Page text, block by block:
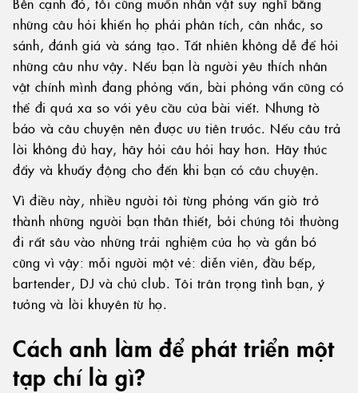
những câu hỏi khiến họ phải phân tích, cân nhắc, so
sánh, đánh giá và sáng tạo. Tất nhiên không dễ để hỏi
những câu như vậy. Nếu bạn là người yêu thích nhân
vật chính mình đang phỏng vấn, bài phỏng vấn cũng có
thể đi quá xa so với yêu cầu của bài viết. Nhưng tờ
báo và câu chuyện nên được ưu tiên trước. Nếu câu trả
lời không đủ hay, hãy hỏi câu hỏi hay hơn. Hãy thúc
đẩy và khuấy động cho đến khi bạn có câu chuyện.
Vì điều này, nhiều người tôi từng phỏng vấn giờ trở
thành những người bạn thân thiết, bởi chúng tôi thường
đi rất sâu vào những trải nghiệm của họ và gắn bó
cũng vì vậy: mỗi người một vẻ: diễn viên, đầu bếp,
bartender, DJ và chủ club. Tôi trân trọng tình bạn, ý
tưởng và lời khuyên từ họ.
Cách anh làm để phát triển một
tạp chí là gì?